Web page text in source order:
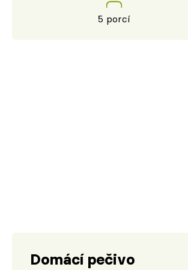
5 porcí
Domácí pečivo